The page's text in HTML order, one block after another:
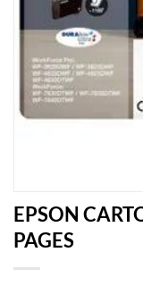
EPSON
PAGES